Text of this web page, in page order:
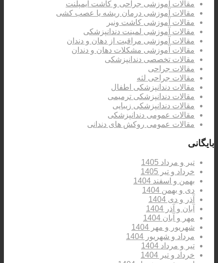
مقالات آموزشی جراحی و کاشت ایمپلنت
مقالات آموزشی درمان ریشه یا عصب کشی
مقالات آموزشی کاشت ونیر
مقالات آموزشی لمینت دندانپزشکی
مقالات آموزشی مراقبت از دهان و دندان
مقالات آموزشی مشکلات دهان و دندان
مقالات تخصصی دندانپزشکی
مقالات جراحی
مقالات جراحی لثه
مقالات دندانپزشکی اطفال
مقالات دندانپزشکی ترمیمی
مقالات دندانپزشکی زیبایی
مقالات عمومی دندانپزشکی
مقالات عمومی روکش های دندانی
بایگانی
تیر و مرداد 1405
خرداد و تیر 1405
بهمن و اسفند 1404
دی و بهمن 1404
آذر و دی 1404
آبان و آذر 1404
مهر و آبان 1404
شهریور و مهر 1404
مرداد و شهریور 1404
تیر و مرداد 1404
خرداد و تیر 1404